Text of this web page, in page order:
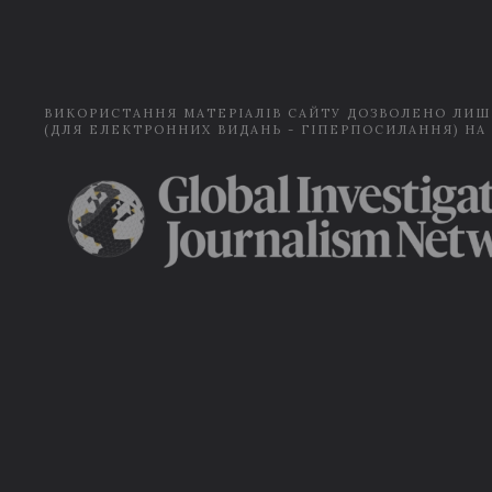
ВИКОРИСТАННЯ МАТЕРІАЛІВ САЙТУ ДОЗВОЛЕНО
(ДЛЯ ЕЛЕКТРОННИХ ВИДАНЬ - ГІПЕРПОСИЛАННЯ) НА